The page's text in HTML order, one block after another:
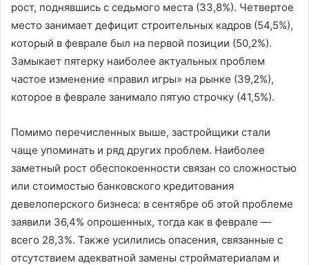
рост, поднявшись с седьмого места (33,8%). Четвертое
место занимает дефицит строительных кадров (54,5%),
который в феврале был на первой позиции (50,2%).
Замыкает пятерку наиболее актуальных проблем
частое изменение «правил игры» на рынке (39,2%),
которое в феврале занимало пятую строчку (41,5%).
Помимо перечисленных выше, застройщики стали
чаще упоминать и ряд других проблем. Наиболее
заметный рост обеспокоенности связан со сложностью
или стоимостью банковского кредитования
девелоперского бизнеса: в сентябре об этой проблеме
заявили 36,4% опрошенных, тогда как в феврале —
всего 28,3%. Также усилились опасения, связанные с
отсутствием адекватной замены стройматериалам и